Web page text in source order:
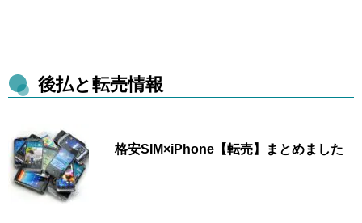
後払と転売情報
格安SIM×iPhone【転売】まとめました